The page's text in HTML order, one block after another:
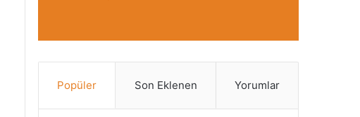
Popüler Son Eklenen Yorumlar